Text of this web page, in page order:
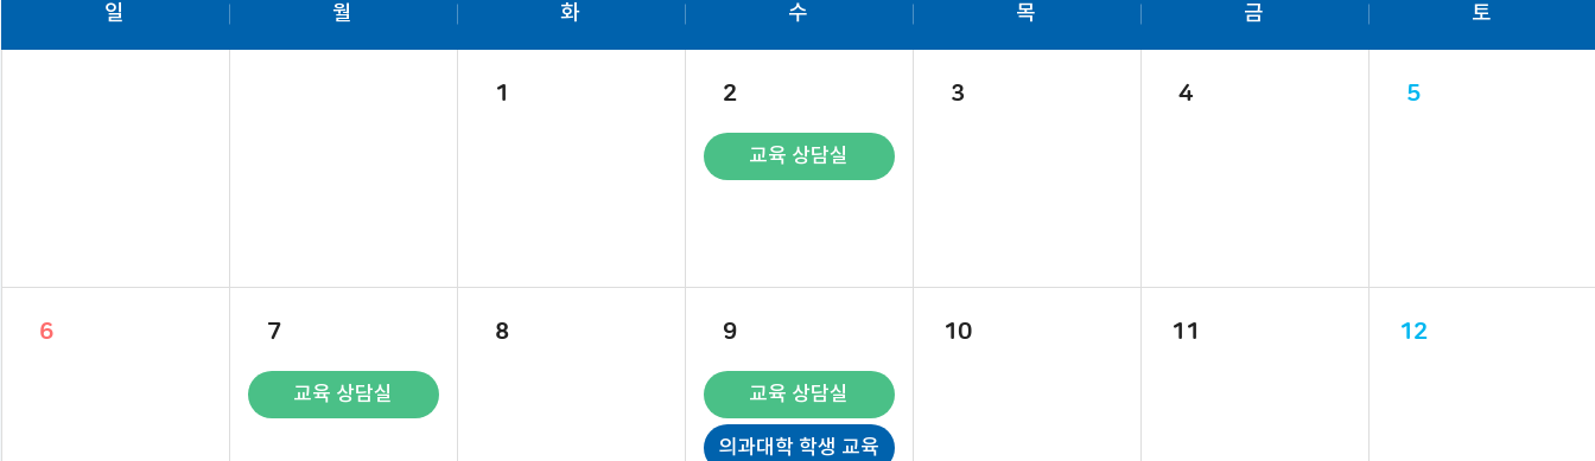
일 월 화 수 목 금 토
1 2
교육 상담실
3 4 5
6 7
교육 상담실
8 9
교육 상담실
의과대학 학생 교육
10 11 12